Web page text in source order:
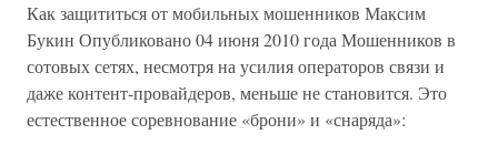
Как защититься от мобильных мошенников Максим
Букин Опубликовано 04 июня 2010 года Мошенников в
сотовых сетях, несмотря на усилия операторов связи и
даже контент-провайдеров, меньше не становится. Это
естественное соревнование «брони» и «снаряда»: